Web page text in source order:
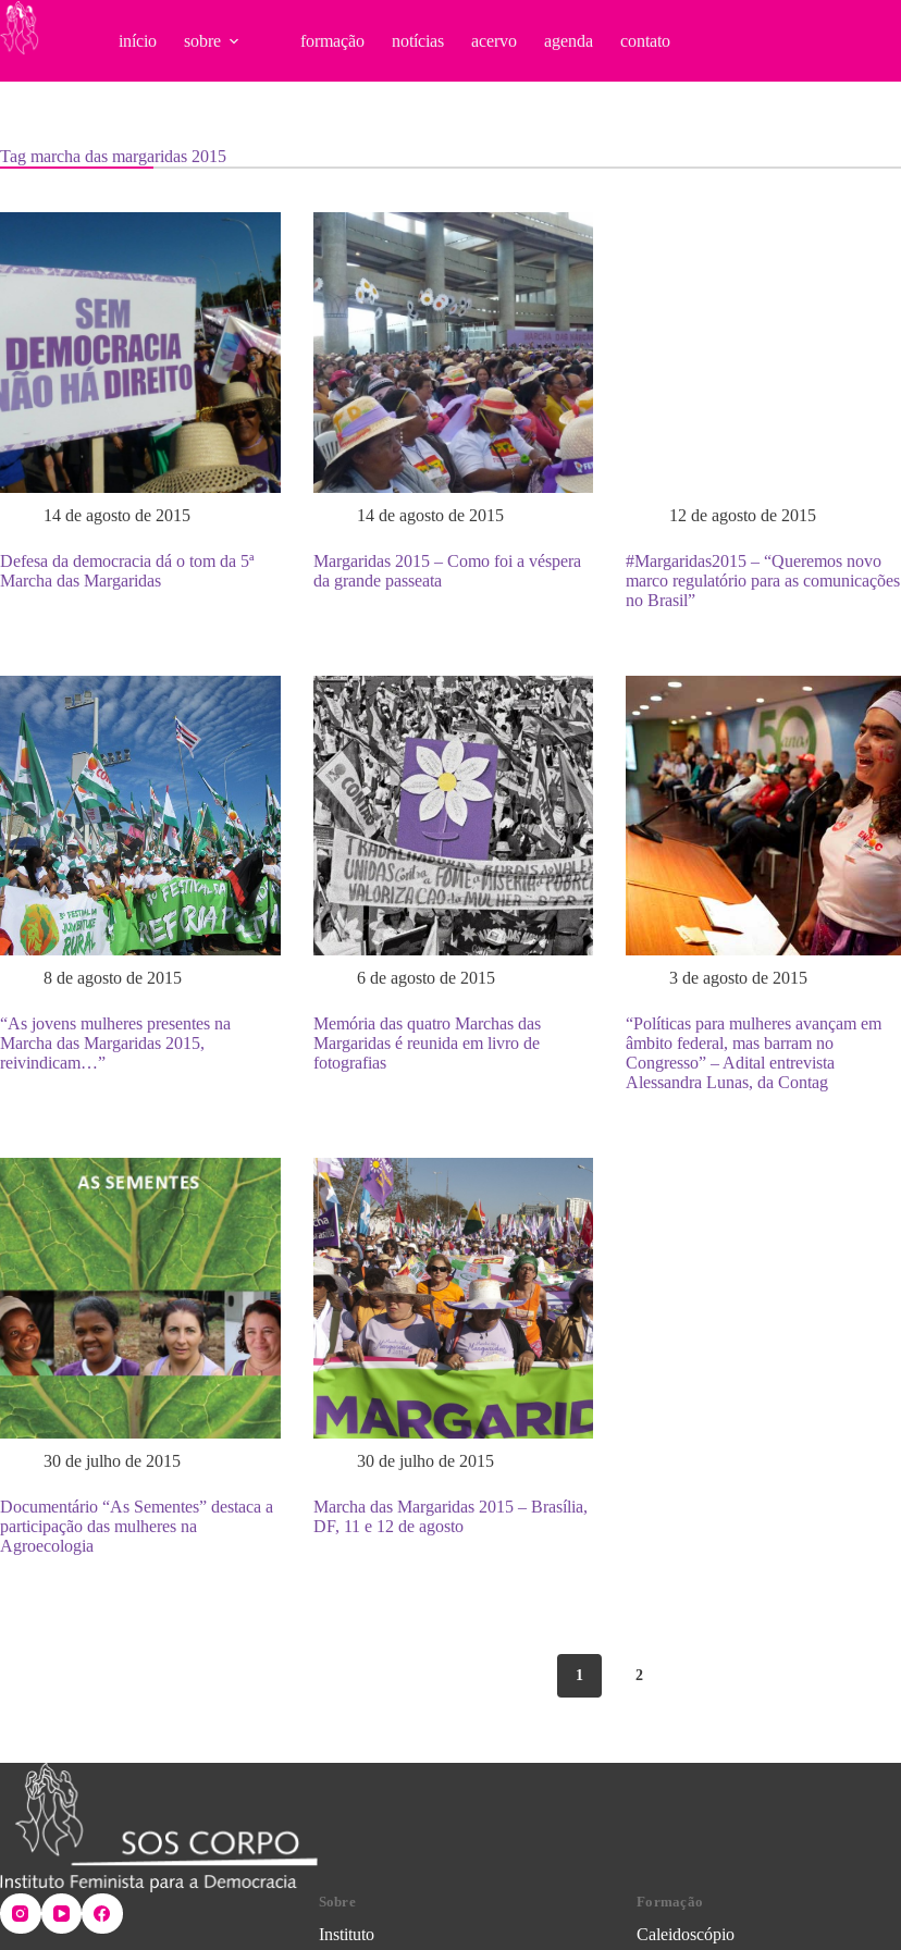
Pular
para
o
início sobre formação notícias acervo agenda contato
Tag marcha das margaridas 2015
14 de agosto de 2015
Defesa da democracia dá o tom da 5ª
Marcha das Margaridas
14 de agosto de 2015
Margaridas 2015 – Como foi a véspera
da grande passeata
12 de agosto de 2015
#Margaridas2015 – “Queremos novo
marco regulatório para as comunicações
no Brasil”
8 de agosto de 2015
“As jovens mulheres presentes na
Marcha das Margaridas 2015,
reivindicam…”
6 de agosto de 2015
Memória das quatro Marchas das
Margaridas é reunida em livro de
fotografias
3 de agosto de 2015
“Políticas para mulheres avançam em
âmbito federal, mas barram no
Congresso” – Adital entrevista
Alessandra Lunas, da Contag
30 de julho de 2015
Documentário “As Sementes” destaca a
participação das mulheres na
Agroecologia
30 de julho de 2015
Marcha das Margaridas 2015 – Brasília,
DF, 11 e 12 de agosto
1 2
Sobre
Instituto
Formação
Caleidoscópio